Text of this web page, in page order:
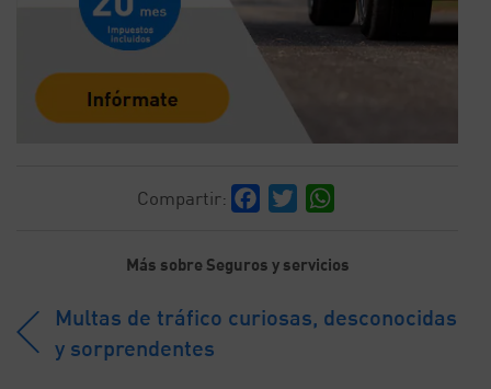
Compartir: Facebook
Twitter
Más sobre Seguros y servicios
Multas de tráfico curiosas, desconocidas
y sorprendentes